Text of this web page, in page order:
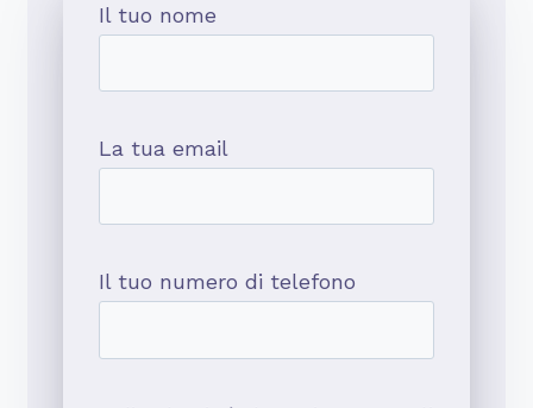
Il tuo nome
La tua email
Il tuo numero di telefono